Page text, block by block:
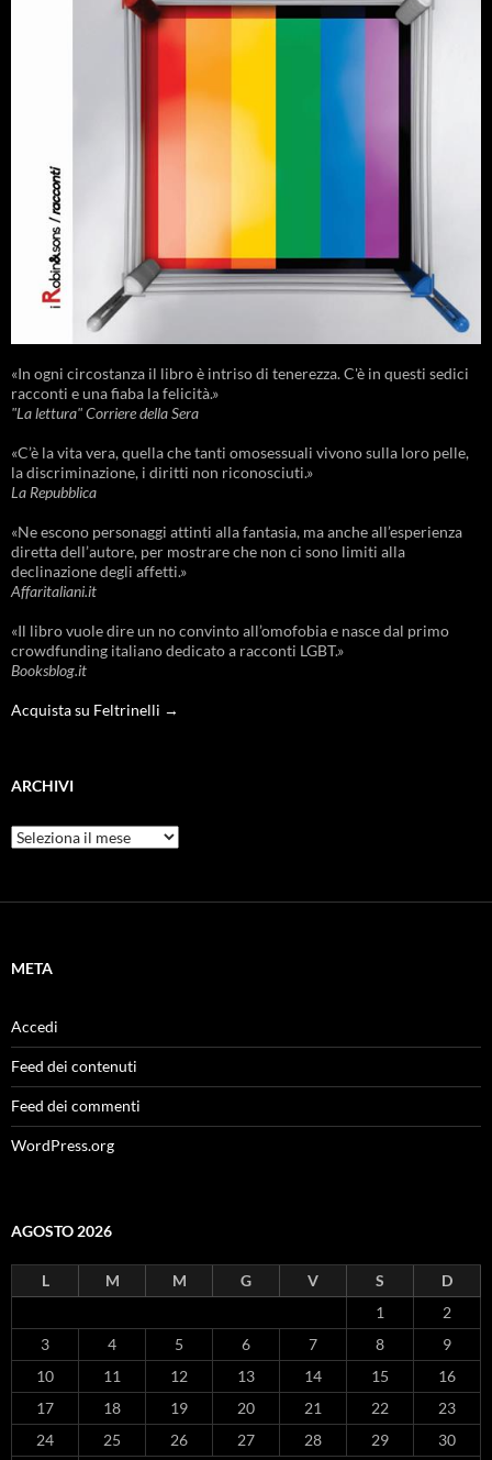
«In ogni circostanza il libro è intriso di tenerezza. C'è in questi sedici
racconti e una fiaba la felicità.»
"La lettura" Corriere della Sera
«C’è la vita vera, quella che tanti omosessuali vivono sulla loro pelle,
la discriminazione, i diritti non riconosciuti.»
La Repubblica
«Ne escono personaggi attinti alla fantasia, ma anche all’esperienza
diretta dell’autore, per mostrare che non ci sono limiti alla
declinazione degli affetti.»
Affaritaliani.it
«Il libro vuole dire un no convinto all’omofobia e nasce dal primo
crowdfunding italiano dedicato a racconti LGBT.»
Booksblog.it
Acquista su Feltrinelli →
ARCHIVI
Archivi
META
Accedi
Feed dei contenuti
Feed dei commenti
WordPress.org
AGOSTO 2026
L M M G V S
D
1
2
3
4 5 6 7 8
9
10
11 12 13 14 15
16
17
18 19 20 21 22
23
24
25 26 27 28 29 30